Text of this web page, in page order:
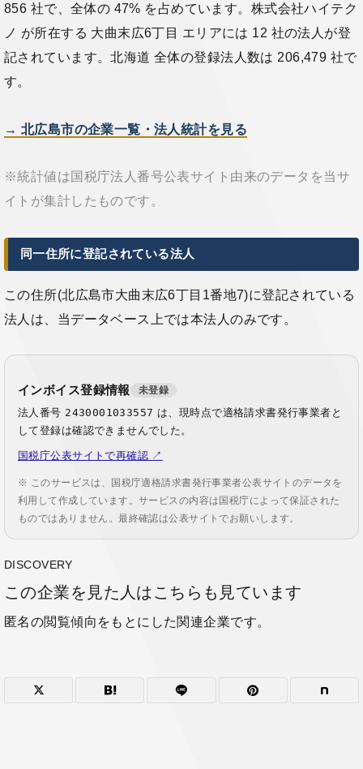
856 社で、全体の 47% を占めています。株式会社ハイテク
ノ が所在する 大曲末広6丁目 エリアには 12 社の法人が登
記されています。北海道 全体の登録法人数は 206,479 社で
す。
→ 北広島市の企業一覧・法人統計を見る
※統計値は国税庁法人番号公表サイト由来のデータを当サ
イトが集計したものです。
同一住所に登記されている法人
この住所(北広島市大曲末広6丁目1番地7)に登記されている
法人は、当データベース上では本法人のみです。
インボイス登録情報 未登録
法人番号 2430001033557 は、現時点で適格請求書発行事業者と
して登録は確認できませんでした。
国税庁公表サイトで再確認 ↗
※ このサービスは、国税庁適格請求書発行事業者公表サイトのデータを
利用して作成しています。サービスの内容は国税庁によって保証された
ものではありません。最終確認は公表サイトでお願いします。
DISCOVERY
この企業を見た人はこちらも見ています
匿名の閲覧傾向をもとにした関連企業です。